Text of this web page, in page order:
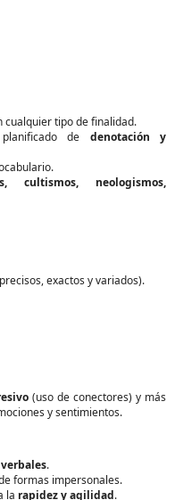
cualquier tipo de finalidad.
de denotación y
cultismos, neologismos,
exactos y variados).
(uso de conectores) y más
y sentimientos.
.
formas impersonales.
la rapidez y agilidad.